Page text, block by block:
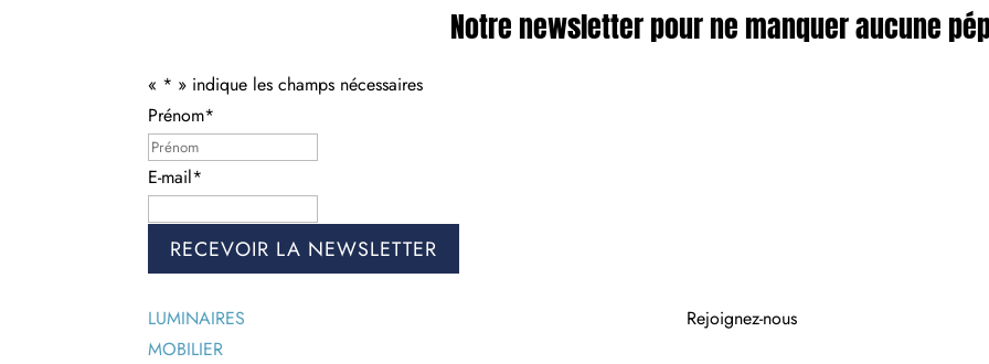
Notre newsletter pour ne manquer aucune
« * » indique les champs nécessaires
Prénom*
E-mail*
LUMINAIRES
MOBILIER
Rejoignez-nous